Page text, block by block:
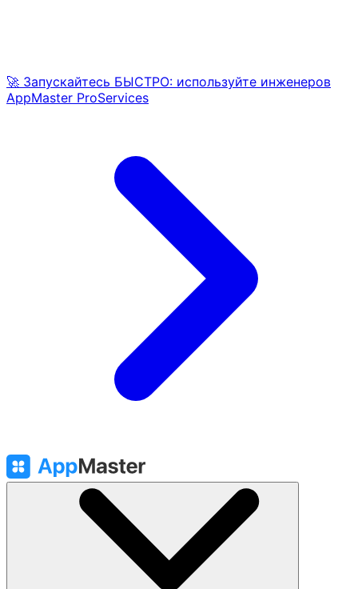
🚀 Запускайтесь БЫСТРО: используйте инженеров
AppMaster ProServices